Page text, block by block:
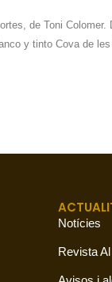
de Toni
y tinto Cova de
Notícies
Revista